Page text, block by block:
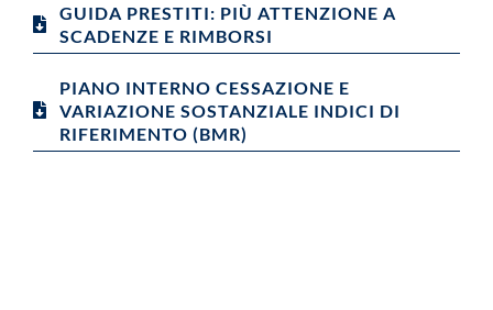
GUIDA PRESTITI: PIÙ ATTENZIONE A
SCADENZE E RIMBORSI
PIANO INTERNO CESSAZIONE E
VARIAZIONE SOSTANZIALE INDICI DI
RIFERIMENTO (BMR)